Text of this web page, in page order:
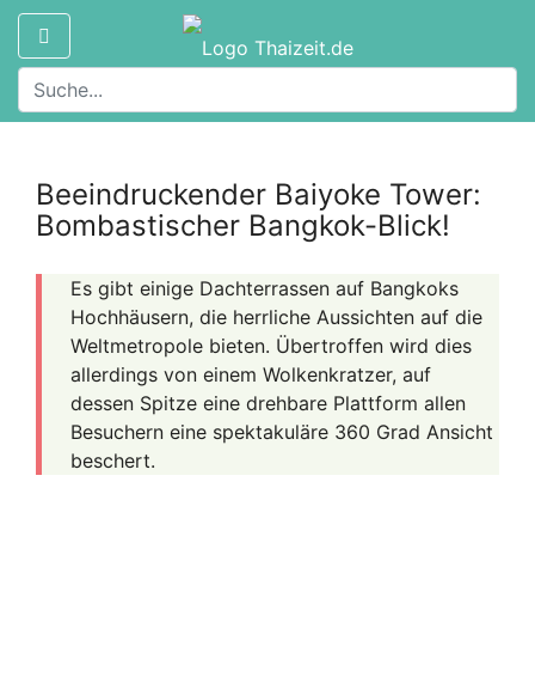
Beeindruckender Baiyoke Tower:
Bombastischer Bangkok-Blick!
Es gibt einige Dachterrassen auf Bangkoks
Hochhäusern, die herrliche Aussichten auf die
Weltmetropole bieten. Übertroffen wird dies
allerdings von einem Wolkenkratzer, auf
dessen Spitze eine drehbare Plattform allen
Besuchern eine spektakuläre 360 Grad Ansicht
beschert.